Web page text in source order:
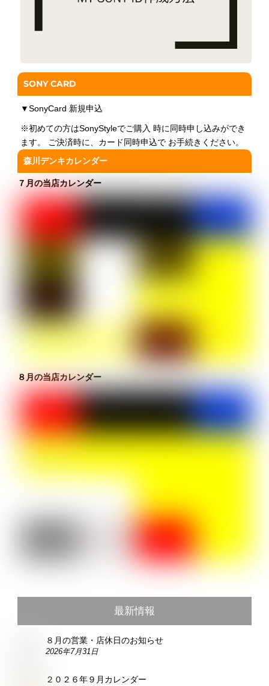
SONY CARD
▼SonyCard 新規申込
※初めての方はSonyStyleでご購入 時に同時申し込みができ
ます。 ご決済時に、カード同時申込で お手続きください。
森川デンキカレンダー
７月の当店カレンダー
８月の当店カレンダー
最新情報
８月の営業・店休日のお知らせ
2026年7月31日
２０２６年９月カレンダー